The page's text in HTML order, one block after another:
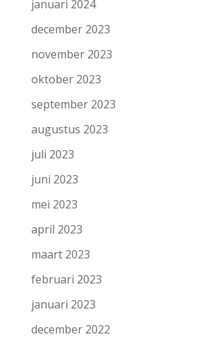
januari 2024
december 2023
november 2023
oktober 2023
september 2023
augustus 2023
juli 2023
juni 2023
mei 2023
april 2023
maart 2023
februari 2023
januari 2023
december 2022